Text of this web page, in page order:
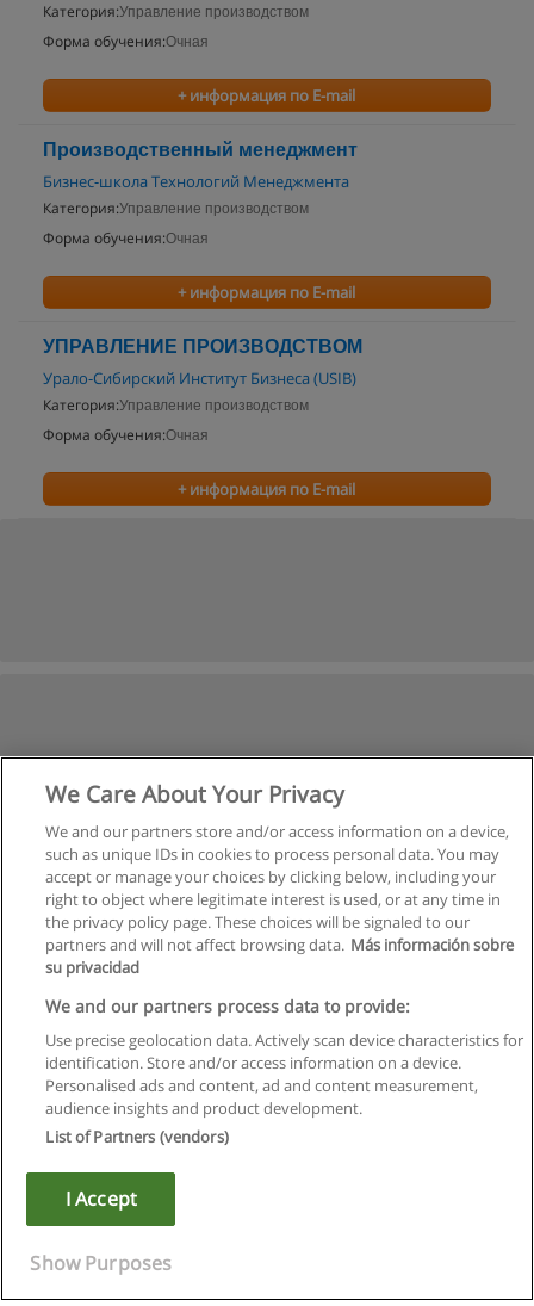
Категория:Управление производством
Форма обучения:Очная
+ информация по E-mail
Производственный менеджмент
Бизнес-школа Технологий Менеджмента
Категория:Управление производством
Форма обучения:Очная
+ информация по E-mail
УПРАВЛЕНИЕ ПРОИЗВОДСТВОМ
Урало-Сибирский Институт Бизнеса (USIB)
Категория:Управление производством
Форма обучения:Очная
+ информация по E-mail
Правила пользования
Конфиденциальность информации
Copyright © Educaedu Business S.L. - CIF : B-95610580: -
We Care About Your Privacy
We and our partners store and/or access information on a device,
such as unique IDs in cookies to process personal data. You may
accept or manage your choices by clicking below, including your
right to object where legitimate interest is used, or at any time in
the privacy policy page. These choices will be signaled to our
partners and will not affect browsing data. Más información sobre
su privacidad
We and our partners process data to provide:
Use precise geolocation data. Actively scan device characteristics for
identification. Store and/or access information on a device.
Personalised ads and content, ad and content measurement,
audience insights and product development.
List of Partners (vendors)
I Accept
Show Purposes